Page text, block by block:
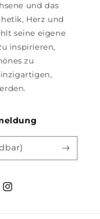
und das
Herz und
seine eigene
inspirieren,
zu
Instagram